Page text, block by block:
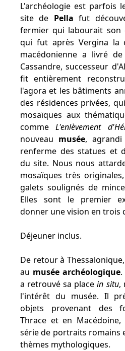
L'archéologie est parfois
site de Pella fut
fermier qui labourait son
qui fut après Vergina la
macédonienne a livré
Cassandre, successeur
fit entièrement
l'agora et les bâtiments
des résidences privées,
mosaïques aux
commeL'enlèvement
nouveau musée,
renferme des statues et
du site. Nous nous
mosaïques très
galets soulignés de
Elles sont le premier
donner une vision en trois
Déjeuner inclus.
De retour à
au musée archéologique.
a retrouvé sa placein situ,
l'intérêt du musée. Il
objets provenant des
Thrace et en
série de portraits romains
thèmes mythologiques.